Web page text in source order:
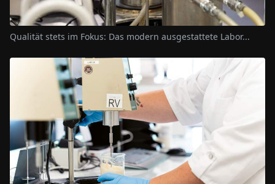
Qualität stets im Fokus: Das modern ausgestattete Labor...